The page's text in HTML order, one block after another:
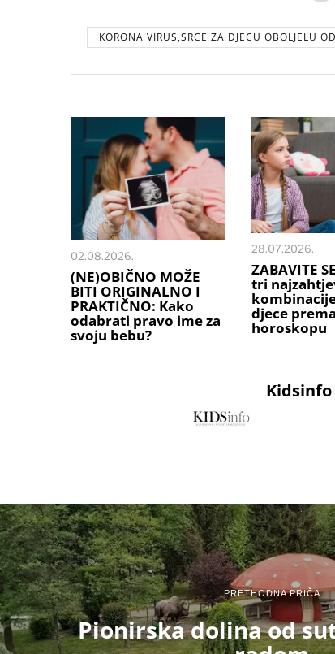
KORONA VIRUS,SRCE ZA DJECU OBOLJELU
02.08.2026.
(NE)OBIČNO MOŽE
BITI ORIGINALNO I
PRAKTIČNO: Kako
odabrati pravo ime za
svoju bebu?
28.07.2026.
ZABAVITE
tri
djece prema
horoskopu
Kidsinfo
PRETHODNA PRIČA
Pionirska dolina od